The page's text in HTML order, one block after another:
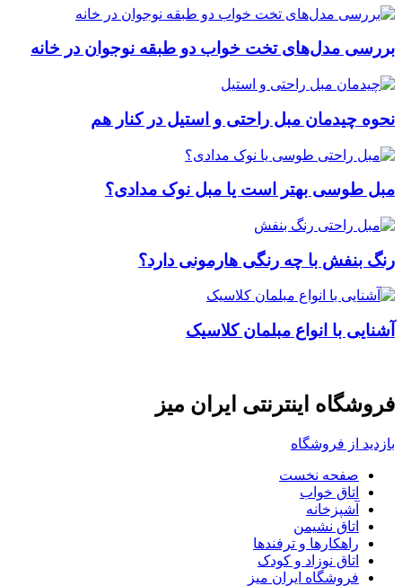
بررسی مدل‌های تخت خواب دو طبقه نوجوان در خانه
نحوه چیدمان مبل راحتی و استیل در کنار هم
مبل طوسی بهتر است یا مبل نوک مدادی؟
رنگ بنفش با چه رنگی هارمونی دارد؟
آشنایی با انواع مبلمان کلاسیک
فروشگاه اینترنتی ایران میز
بازدید از فروشگاه
صفحه نخست
اتاق خواب
آشپزخانه
اتاق نشیمن
راهکارها و ترفندها
اتاق نوزاد و کودک
فروشگاه ایران میز